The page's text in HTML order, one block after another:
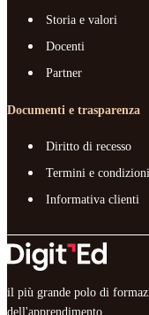
Storia e valori
Docenti
Partner
Documenti e trasparenza
Diritto di recesso
Termini e
Informativa clienti
il più grande polo di
dell'apprendimento